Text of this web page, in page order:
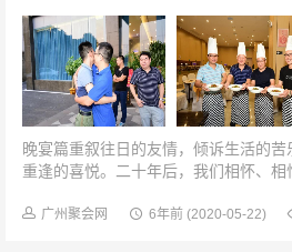
晚宴篇重叙往日的友情，倾诉生活的
重逢的喜悦。二十年后，我们相怀、
上菜干杯！我的老同学今天晚...
广州聚会网 6年前 (2020-05-22)